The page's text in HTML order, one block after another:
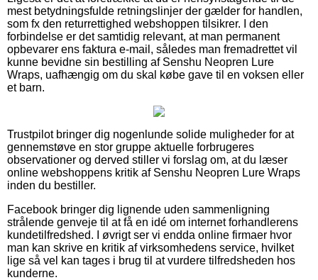
mest betydningsfulde retningslinjer der gælder for handlen,
som fx den returrettighed webshoppen tilsikrer. I den
forbindelse er det samtidig relevant, at man permanent
opbevarer ens faktura e-mail, således man fremadrettet vil
kunne bevidne sin bestilling af Senshu Neopren Lure
Wraps, uafhængig om du skal købe gave til en voksen eller
et barn.
Trustpilot bringer dig nogenlunde solide muligheder for at
gennemstøve en stor gruppe aktuelle forbrugeres
observationer og derved stiller vi forslag om, at du læser
online webshoppens kritik af Senshu Neopren Lure Wraps
inden du bestiller.
Facebook bringer dig lignende uden sammenligning
strålende genveje til at få en idé om internet forhandlerens
kundetilfredshed. I øvrigt ser vi endda online firmaer hvor
man kan skrive en kritik af virksomhedens service, hvilket
lige så vel kan tages i brug til at vurdere tilfredsheden hos
kunderne.